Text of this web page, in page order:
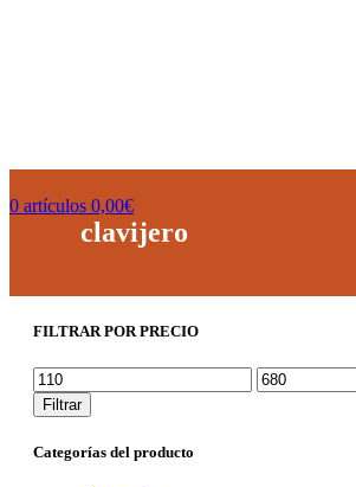
0 artículos 0,00€
clavijero
FILTRAR POR PRECIO
Precio
mínimo
Precio
máximo
Filtrar
Categorías del producto